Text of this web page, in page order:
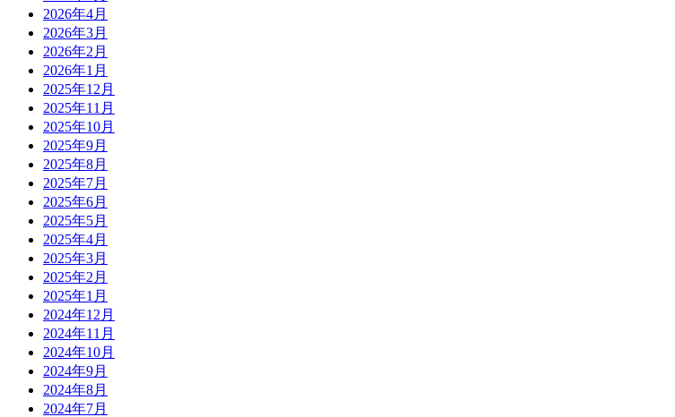
2026年4月
2026年3月
2026年2月
2026年1月
2025年12月
2025年11月
2025年10月
2025年9月
2025年8月
2025年7月
2025年6月
2025年5月
2025年4月
2025年3月
2025年2月
2025年1月
2024年12月
2024年11月
2024年10月
2024年9月
2024年8月
2024年7月